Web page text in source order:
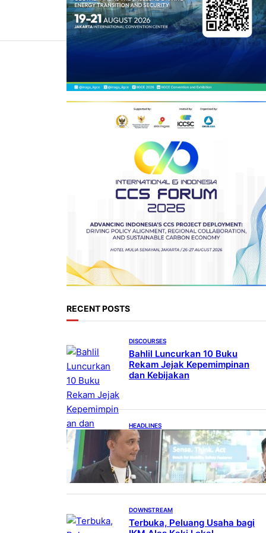
RECENT POSTS
DISCOURSES
Bahlil Luncurkan 10 Buku
Rekam Jejak Kepemimpinan
dan Kebijakan
HEADLINES
Teknologi Keselamatan,
Penentu Baru Persaingan
Industri Otomotif
DOWNSTREAM
Terbuka, Peluang Usaha bagi